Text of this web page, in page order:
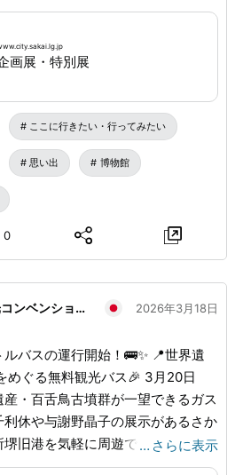
は4月1日
仙公園内 堺市博物館 🔍 詳し
索！ 🔗www.city.sakai.lg.jp
画展・特別展
ここに行きたい・行ってみたい
思い出 博物館
0
ベンション協会 2026年3月18日
の運行開始！🚌✨ 📍世界遺
めぐる無料観光バス🎉 3月20日
産・百舌鳥古墳群が一望できるガス
休や与謝野晶子の展示があるさか
旧港を気軽に周遊できます！👀
っと快適に。ぜひご利用ください
… さらに表示